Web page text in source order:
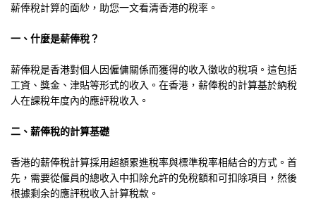
薪俸稅計算的面紗，助您一文看清香港的稅率。
一、什麼是薪俸稅？
薪俸稅是香港對個人因僱傭關係而獲得的收入徵收的稅項。這包括
工資、獎金、津貼等形式的收入。在香港，薪俸稅的計算基於納稅
人在課稅年度內的應評稅收入。
二、薪俸稅的計算基礎
香港的薪俸稅計算採用超額累進稅率與標準稅率相結合的方式。首
先，需要從僱員的總收入中扣除允許的免稅額和可扣除項目，然後
根據剩余的應評稅收入計算稅款。